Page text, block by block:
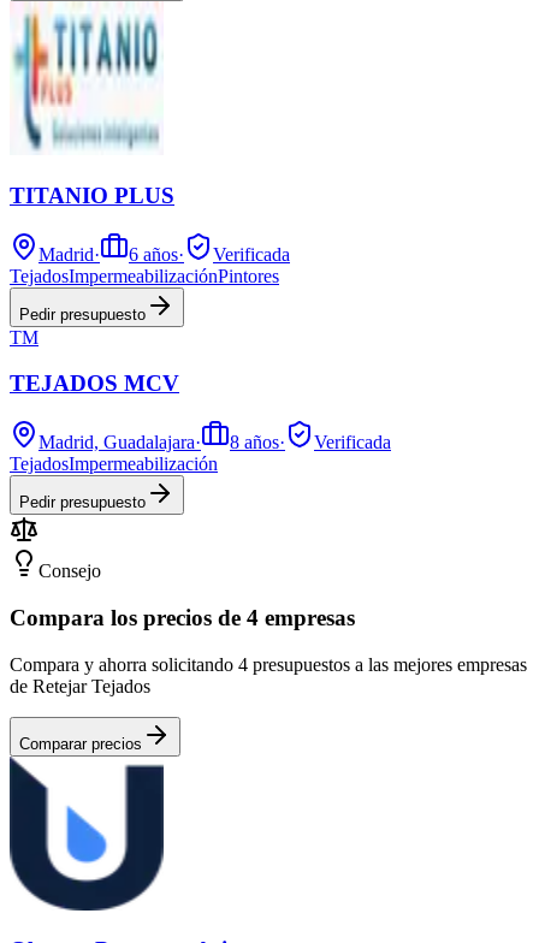
TITANIO PLUS
Madrid· 6 años·
Verificada
TejadosImpermeabilizaciónPintores
Pedir presupuesto
TM
TEJADOS MCV
Madrid, Guadalajara· 8 años·
Verificada
TejadosImpermeabilización
Pedir presupuesto
Consejo
Compara los precios de 4 empresas
Compara y ahorra solicitando 4 presupuestos a las mejores empresas
de Retejar Tejados
Comparar precios